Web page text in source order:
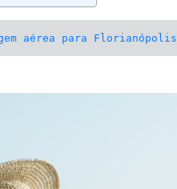
aérea para Florianópolis